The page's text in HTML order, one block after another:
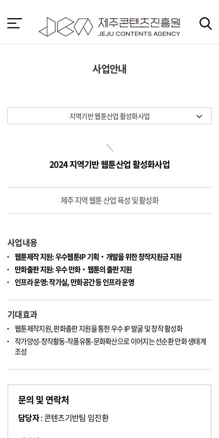
바
가
사업안내
지역기반 웹툰산업 활성화사업
2024 지역기반 웹툰산업 활성화사업
제주 지역 웹툰 산업 육성 및 활성화
사업내용
웹툰제작 지원: 우수웹툰IP 기획‧개발을 위한 창작지원금 지원
만화출판 지원: 우수 만화‧웹툰의 출판 지원
인프라 운영: 작가실, 만화공간 등 인프라 운영
기대효과
웹툰제작지원, 판화출판 지원을 통한 우수 IP 발굴 및 창작 활성화
작가양성-창작활동-작품유통-문화확산으로 이어지는 선순환 만화 생태계
조성
문의 및 연락처
담당자: 콘텐츠기반팀 임진환